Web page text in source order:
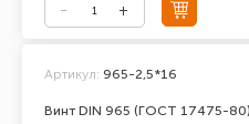
Винт DIN 965 (ГОСТ 17475-
Артикул: 965-2,5*16